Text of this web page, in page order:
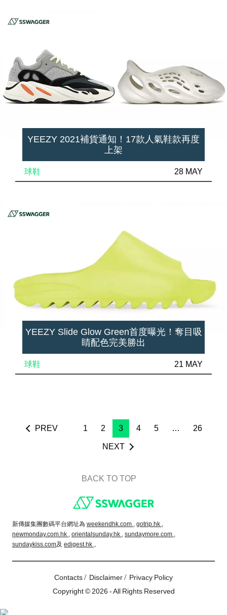
YEEZY 2021補貨通知！17款人氣鞋款再度
上架
球鞋 28 MAY
YEEZY Slide Glow Green首度曝光！奪目吸
睛配色完美勝出
球鞋 21 MAY
PREV 1 2 3 4 5 … 26
NEXT
BACK TO TOP
新傳媒集團數碼平台網址為 weekendhk.com , gotrip.hk ,
newmonday.com.hk , orientalsunday.hk , sundaymore.com ,
sundaykiss.com及 edigest.hk 。
Contacts/ Disclaimer/ Privacy Policy
Copyright © 2026 - All Rights Reserved